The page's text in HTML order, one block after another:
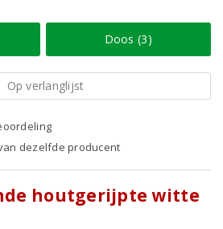
Doos (3)
Op verlanglijst
dezelfde producent
houtgerijpte witte